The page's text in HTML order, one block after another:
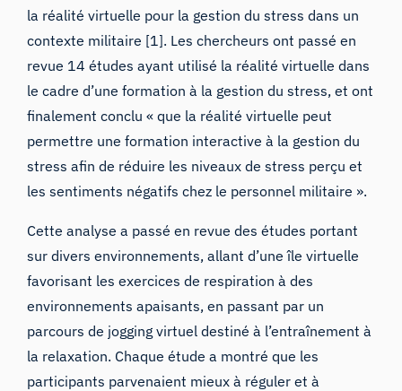
la réalité virtuelle pour la gestion du stress dans un
contexte militaire [1]. Les chercheurs ont passé en
revue 14 études ayant utilisé la réalité virtuelle dans
le cadre d’une formation à la gestion du stress, et ont
finalement conclu « que la réalité virtuelle peut
permettre une formation interactive à la gestion du
stress afin de réduire les niveaux de stress perçu et
les sentiments négatifs chez le personnel militaire ».
Cette analyse a passé en revue des études portant
sur divers environnements, allant d’une île virtuelle
favorisant les exercices de respiration à des
environnements apaisants, en passant par un
parcours de jogging virtuel destiné à l’entraînement à
la relaxation. Chaque étude a montré que les
participants parvenaient mieux à réguler et à